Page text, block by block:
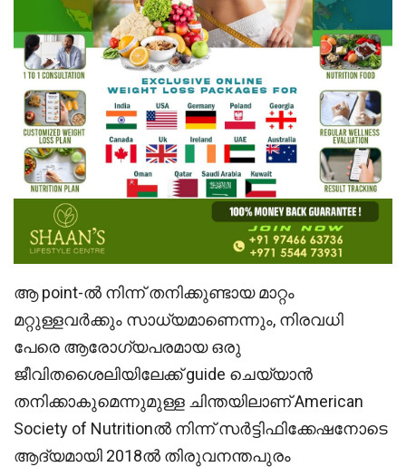
ആ point-ൽ നിന്ന് തനിക്കുണ്ടായ മാറ്റം
മറ്റുള്ളവർക്കും സാധ്യമാണെന്നും, നിരവധി
പേരെ ആരോഗ്യപരമായ ഒരു
ജീവിതശൈലിയിലേക്ക് guide ചെയ്യാൻ
തനിക്കാകുമെന്നുമുള്ള ചിന്തയിലാണ് American
Society of Nutritionൽ നിന്ന് സർട്ടിഫിക്കേഷനോടെ
ആദ്യമായി 2018ൽ തിരുവനന്തപുരം